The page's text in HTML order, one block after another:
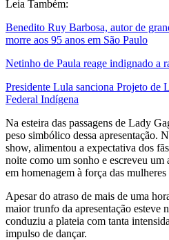
Leia Também:
Benedito Ruy Barbosa, autor de
morre aos 95 anos em São Paulo
Netinho de Paula reage indignado a
Presidente Lula sanciona Projeto de
Federal Indígena
Na esteira das passagens de Lady
peso simbólico dessa apresentação.
show, alimentou a expectativa dos
noite como um sonho e escreveu
em homenagem à força das mulheres
Apesar do atraso de mais de uma
maior trunfo da apresentação esteve
conduziu a plateia com tanta
impulso de dançar.